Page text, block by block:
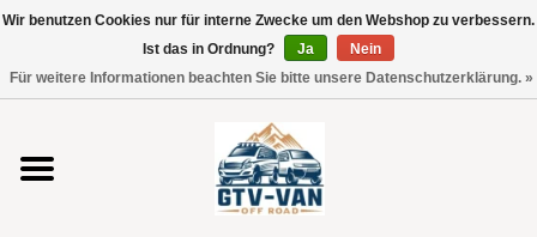
Verwende
die
nach
oben
und
unten,
Vito / V-Klasse 447
Wir benutzen Cookies nur für interne Zwecke um den Webshop zu verbessern.
Ist das in Ordnung?
Ja
Nein
Für weitere Informationen beachten Sie bitte unsere Datenschutzerklärung. »